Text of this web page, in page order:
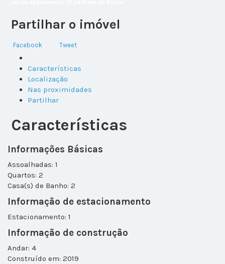
Partilhar o imóvel
Facebook Tweet
Características
Localização
Nas proximidades
Partilhar
Características
Informações Básicas
Assoalhadas: 1
Quartos: 2
Casa(s) de Banho: 2
Informação de estacionamento
Estacionamento: 1
Informação de construção
Andar: 4
Construído em: 2019